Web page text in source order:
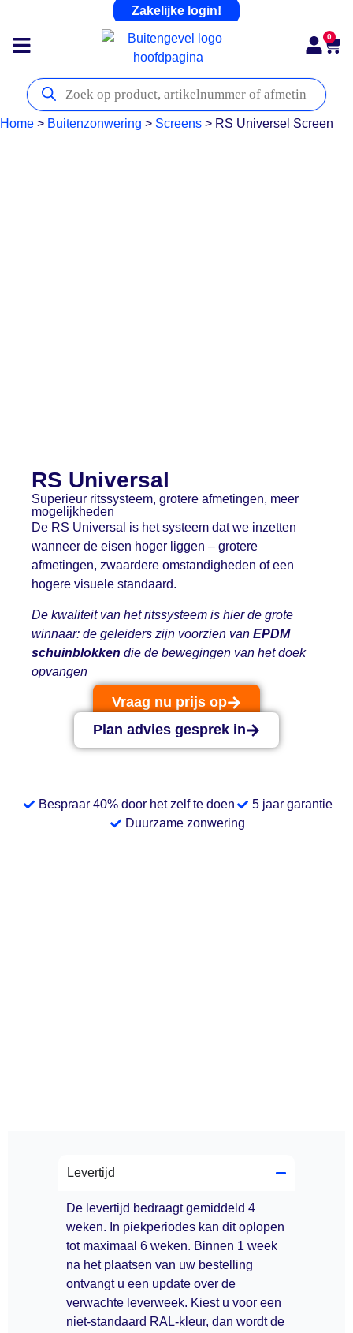
Zakelijke login!
0
Home > Buitenzonwering > Screens > RS Universel Screen
RS Universal
Superieur ritssysteem, grotere afmetingen, meer
mogelijkheden
De RS Universal is het systeem dat we inzetten
wanneer de eisen hoger liggen – grotere
afmetingen, zwaardere omstandigheden of een
hogere visuele standaard.
De kwaliteit van het ritssysteem is hier de grote
winnaar: de geleiders zijn voorzien van EPDM
schuinblokken die de bewegingen van het doek
opvangen
Vraag nu prijs op
Plan advies gesprek in
Bespraar 40% door het zelf te doen
5 jaar garantie
Duurzame zonwering
Levertijd
De levertijd bedraagt gemiddeld 4
weken. In piekperiodes kan dit oplopen
tot maximaal 6 weken. Binnen 1 week
na het plaatsen van uw bestelling
ontvangt u een update over de
verwachte leverweek. Kiest u voor een
niet-standaard RAL-kleur, dan wordt de